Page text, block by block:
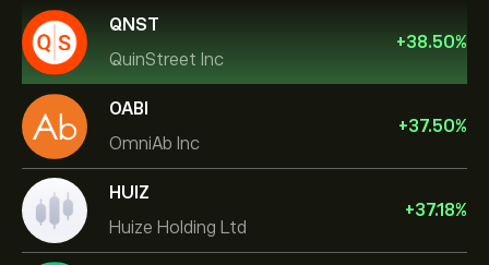
QNST
QuinStreet Inc
+38.50%
OABI
OmniAb Inc
+37.50%
HUIZ
Huize Holding Ltd
+37.18%